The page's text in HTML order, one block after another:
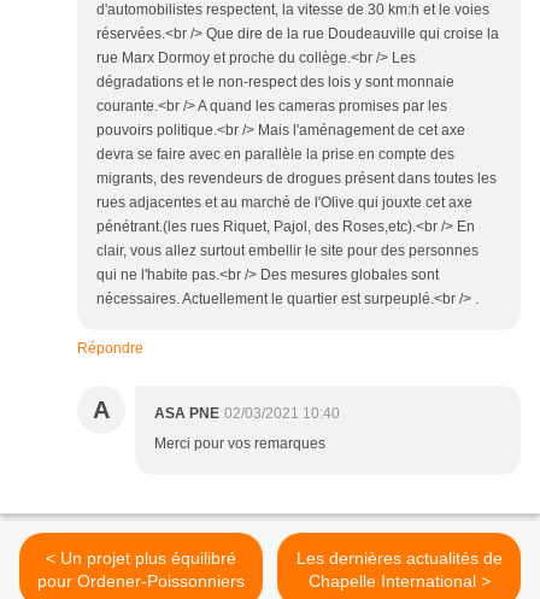
d'automobilistes respectent, la vitesse de 30 km:h et le voies
réservées.<br /> Que dire de la rue Doudeauville qui croise la
rue Marx Dormoy et proche du collège.<br /> Les
dégradations et le non-respect des lois y sont monnaie
courante.<br /> A quand les cameras promises par les
pouvoirs politique.<br /> Mais l'aménagement de cet axe
devra se faire avec en parallèle la prise en compte des
migrants, des revendeurs de drogues présent dans toutes les
rues adjacentes et au marché de l'Olive qui jouxte cet axe
pénétrant.(les rues Riquet, Pajol, des Roses,etc).<br /> En
clair, vous allez surtout embellir le site pour des personnes
qui ne l'habite pas.<br /> Des mesures globales sont
nécessaires. Actuellement le quartier est surpeuplé.<br /> .
Répondre
A ASA PNE 02/03/2021 10:40
Merci pour vos remarques
< Un projet plus équilibré
pour Ordener-Poissonniers
Les dernières actualités de
Chapelle International >